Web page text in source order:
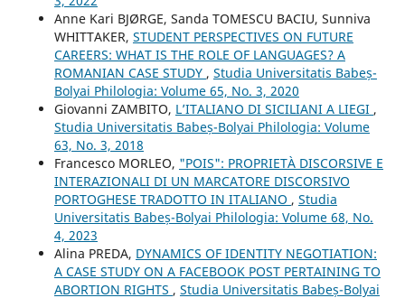
Anne Kari BJØRGE, Sanda TOMESCU BACIU, Sunniva
WHITTAKER, STUDENT PERSPECTIVES ON FUTURE
CAREERS: WHAT IS THE ROLE OF LANGUAGES? A
ROMANIAN CASE STUDY , Studia Universitatis Babeș-
Bolyai Philologia: Volume 65, No. 3, 2020
Giovanni ZAMBITO, L’ITALIANO DI SICILIANI A LIEGI ,
Studia Universitatis Babeș-Bolyai Philologia: Volume
63, No. 3, 2018
Francesco MORLEO, "POIS": PROPRIETÀ DISCORSIVE E
INTERAZIONALI DI UN MARCATORE DISCORSIVO
PORTOGHESE TRADOTTO IN ITALIANO , Studia
Universitatis Babeș-Bolyai Philologia: Volume 68, No.
4, 2023
Alina PREDA, DYNAMICS OF IDENTITY NEGOTIATION:
A CASE STUDY ON A FACEBOOK POST PERTAINING TO
ABORTION RIGHTS , Studia Universitatis Babeș-Bolyai